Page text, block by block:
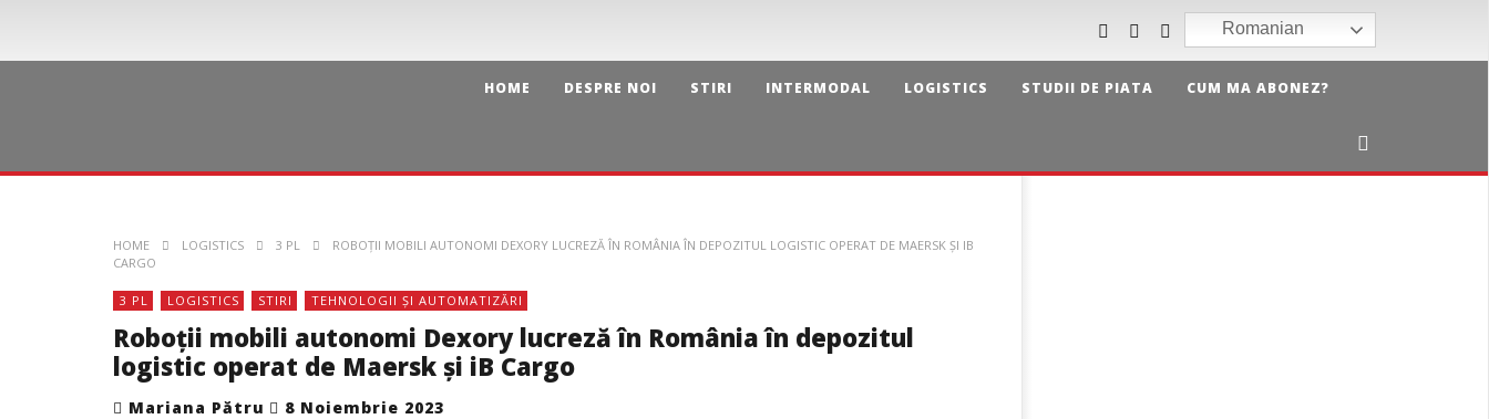
Romanian
HOME DESPRE NOI STIRI INTERMODAL LOGISTICS STUDII DE PIATA CUM MA ABONEZ?
HOME LOGISTICS 3 PL
ROBOȚII MOBILI AUTONOMI DEXORY LUCREZĂ ÎN ROMÂNIA ÎN DEPOZITUL LOGISTIC OPERAT DE MAERSK ȘI IB
CARGO
3 PL LOGISTICS STIRI TEHNOLOGII ȘI AUTOMATIZĂRI
Roboții mobili autonomi Dexory lucreză în România în depozitul
logistic operat de Maersk și iB Cargo
Mariana Pătru 8 Noiembrie 2023